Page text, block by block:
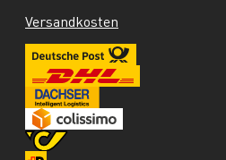
Versandkosten